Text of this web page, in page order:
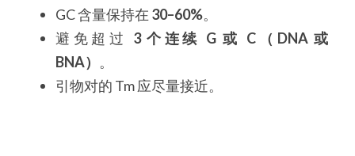
GC 含量保持在 30–60%。
避免超过 3 个连续 G 或 C（DNA 或
BNA） 。
引物对的 Tm 应尽量接近。